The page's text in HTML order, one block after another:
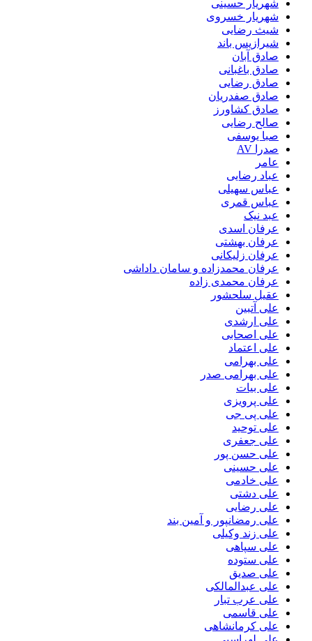
شهریار حسینی
شهریار خسروی
شیث رضایی
شیرازیس باند
صادق آبان
صادق باغبانی
صادق رضایی
صادق صفدریان
صادق کشاورز
صالح رضایی
صبا یوسفی
صدرا AV
عامر
عباد رضایی
عباس سهیلی
عباس قمری
عبد نیک
عرفان اسدی
عرفان بهشتی
عرفان زلیکانی
عرفان محمدزاده و سامان داداشی
عرفان محمدی زاده
عقیل سلحشور
علی آتبین
علی ارشدی
علی اصحابی
علی اعتماد
علی بهرامی
علی بهرامی صدر
علی بیات
علی پرویزی
علی پی جی
علی توحید
علی جعفری
علی حسن پور
علی حسینی
علی خادمی
علی دشتی
علی رضایی
علی رمضانپور و آمین بند
علی زند وکیلی
علی سپاهی
علی ستوده
علی صدیق
علی عبدالمالکی
علی عرب تبار
علی قاسمی
علی کرمانشاهی